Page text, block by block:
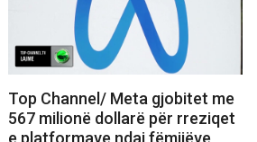
Top Channel/ Meta gjobitet me
567 milionë dollarë për rreziqet